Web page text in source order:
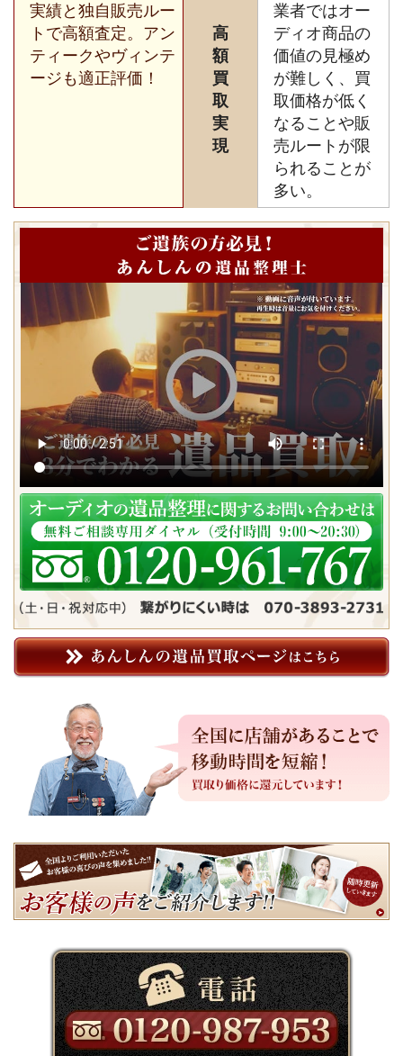
実績と独自販売ルー
トで高額査定。アン
ティークやヴィンテ
ージも適正評価！
高
額
買
取
実
現
業者ではオー
ディオ商品の
価値の見極め
が難しく、買
取価格が低く
なることや販
売ルートが限
られることが
多い。